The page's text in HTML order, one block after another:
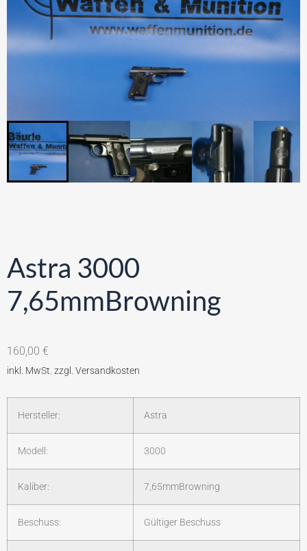
Astra 3000
7,65mmBrowning
160,00 €
Hersteller: Astra
Modell: 3000
Kaliber: 7,65mmBrowning
Beschuss: Gültiger Beschuss